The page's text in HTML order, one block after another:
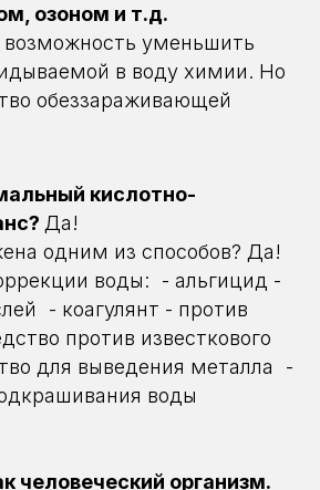
озоном и т.д.
уменьшить
в воду химии. Но
обеззараживающей
кислотно-
Да!
одним из способов? Да!
воды: - альгицид -
- коагулянт - против
против известкового
для выведения металла -
воды
человеческий организм.